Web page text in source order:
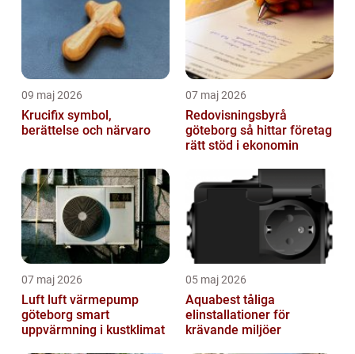
09 maj 2026
Krucifix symbol,
berättelse och närvaro
07 maj 2026
Redovisningsbyrå
göteborg så hittar företag
rätt stöd i ekonomin
07 maj 2026
Luft luft värmepump
göteborg smart
uppvärmning i kustklimat
05 maj 2026
Aquabest tåliga
elinstallationer för
krävande miljöer